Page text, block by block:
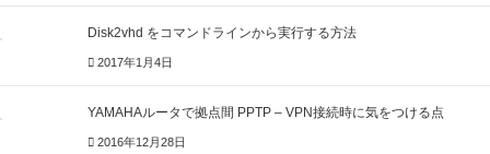
Disk2vhd をコマンドラインから実行する方法
2017年1月4日
YAMAHAルータで拠点間 PPTP – VPN接続時に気をつける点
2016年12月28日